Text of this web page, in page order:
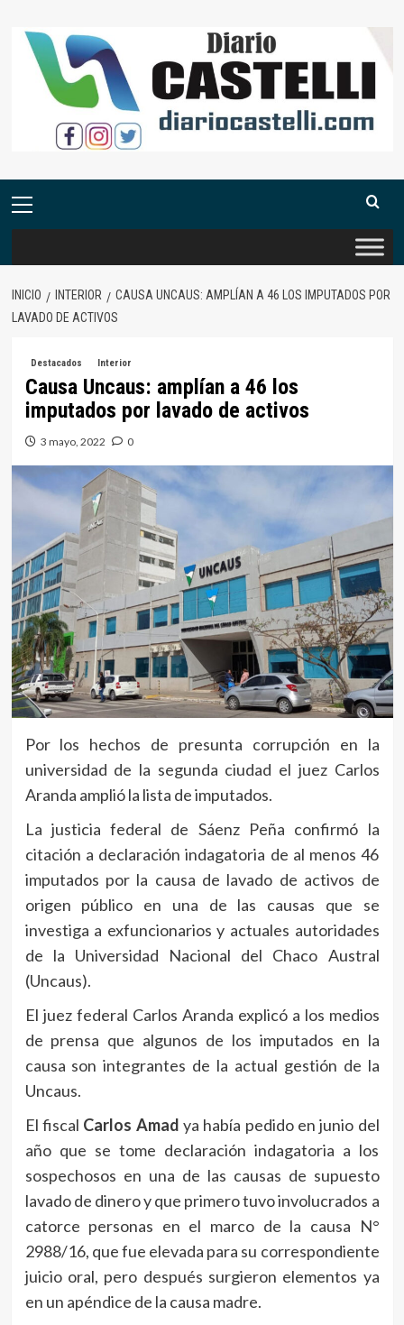
contenido
Menú
INICIO INTERIOR
CAUSA UNCAUS: AMPLÍAN A 46 LOS IMPUTADOS POR
LAVADO DE ACTIVOS
Destacados Interior
Causa Uncaus: amplían a 46 los
imputados por lavado de activos
3 mayo, 2022 0
Por los hechos de presunta corrupción en la
universidad de la segunda ciudad el juez Carlos
Aranda amplió la lista de imputados.
La justicia federal de Sáenz Peña confirmó la
citación a declaración indagatoria de al menos 46
imputados por la causa de lavado de activos de
origen público en una de las causas que se
investiga a exfuncionarios y actuales autoridades
de la Universidad Nacional del Chaco Austral
(Uncaus).
El juez federal Carlos Aranda explicó a los medios
de prensa que algunos de los imputados en la
causa son integrantes de la actual gestión de la
Uncaus.
El fiscal Carlos Amad ya había pedido en junio del
año que se tome declaración indagatoria a los
sospechosos en una de las causas de supuesto
lavado de dinero y que primero tuvo involucrados a
catorce personas en el marco de la causa N°
2988/16, que fue elevada para su correspondiente
juicio oral, pero después surgieron elementos ya
en un apéndice de la causa madre.